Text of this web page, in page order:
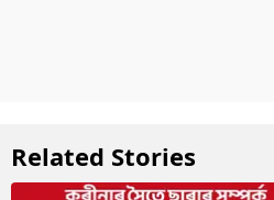
Related Stories